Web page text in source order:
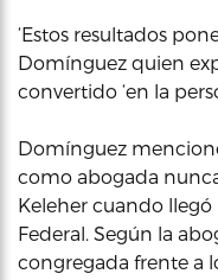
‘Estos resultados
Domínguez quien
convertido ‘en la
Domínguez
como abogada
Keleher cuando
Federal. Según la
congregada frente a